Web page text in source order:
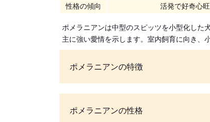
性格の傾向
活発で好奇心
ポメラニアンは中型のスピッツを小型化した
主に強い愛情を示します。室内飼育に向き、
ポメラニアンの特徴
ポメラニアンの性格